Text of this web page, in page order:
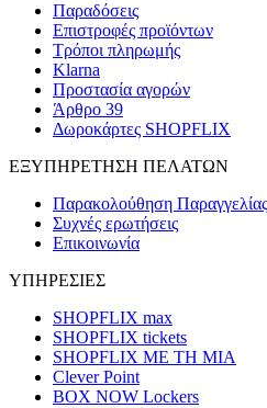
Παραδόσεις
Επιστροφές προϊόντων
Τρόποι πληρωμής
Klarna
Προστασία αγορών
Άρθρο 39
Δωροκάρτες SHOPFLIX
ΕΞΥΠΗΡΕΤΗΣΗ ΠΕΛΑΤΩΝ
Παρακολούθηση Παραγγελίας
Συχνές ερωτήσεις
Επικοινωνία
ΥΠΗΡΕΣΙΕΣ
SHOPFLIX max
SHOPFLIX tickets
SHOPFLIX ΜΕ ΤΗ ΜΙΑ
Clever Point
BOX NOW Lockers